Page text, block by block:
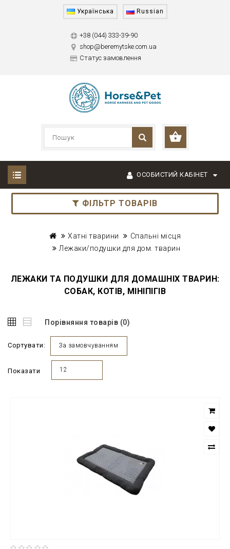
Українська Russian
+38 (044) 333-39-90
shop@beremytske.com.ua
Статус замовлення
ОСОБИСТИЙ КАБІНЕТ
ФІЛЬТР ТОВАРІВ
Хатні тварини
Спальні місця
Лежаки/подушки для дом. тварин
ЛЕЖАКИ ТА ПОДУШКИ ДЛЯ ДОМАШНІХ ТВАРИН:
СОБАК, КОТІВ, МІНІПІГІВ
Порівняння товарів (0)
Сортувати: За замовчуванням
Показати 12